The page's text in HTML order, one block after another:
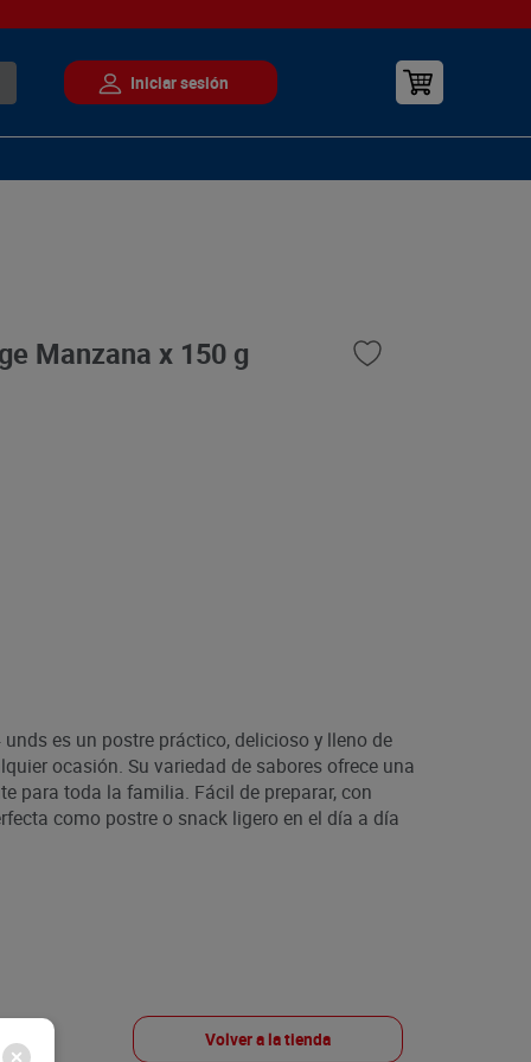
Manzana x 150 g
unds es un postre práctico, delicioso y lleno de
ocasión. Su variedad de sabores ofrece una
para toda la familia. Fácil de preparar, con
como postre o snack ligero en el día a día
Volver a la tienda